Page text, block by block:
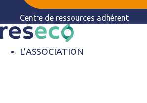
Centre de ressources adhérent
L’ASSOCIATION